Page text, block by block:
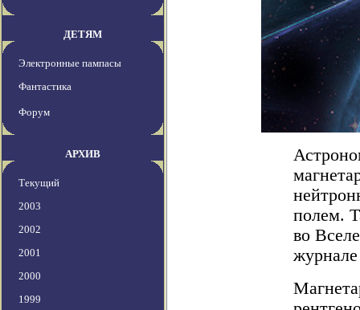
ДЕТЯМ
Электронные пампасы
Фантастика
Форум
АРХИВ
Текущий
2003
2002
2001
2000
1999
полем.
во